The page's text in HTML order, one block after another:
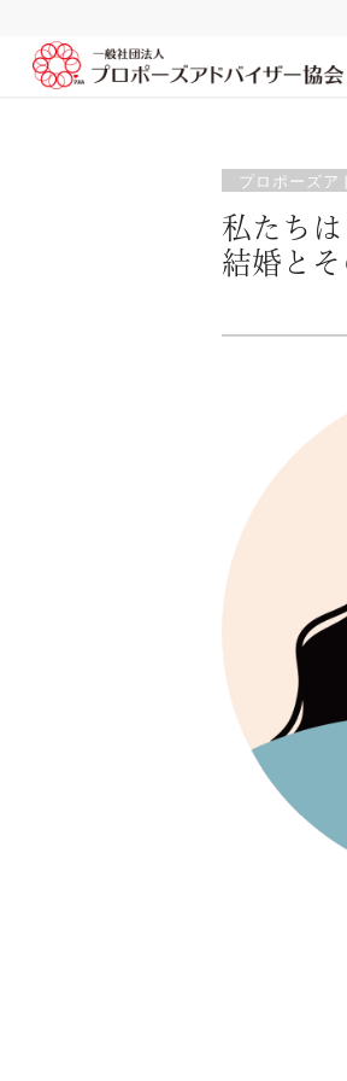
プロポーズア
私たち
結婚と